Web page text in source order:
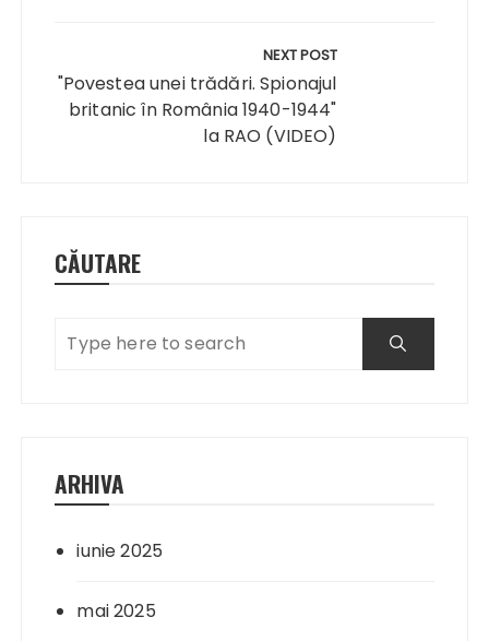
NEXT POST
"Povestea unei trădări. Spionajul
britanic în România 1940-1944"
la RAO (VIDEO)
CĂUTARE
ARHIVA
iunie 2025
mai 2025